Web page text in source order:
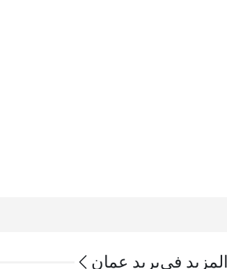
المزيد فيبريد عمان